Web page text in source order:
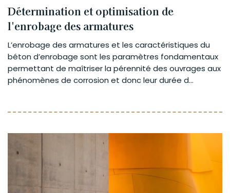
Détermination et optimisation de
l'enrobage des armatures
L’enrobage des armatures et les caractéristiques du
béton d’enrobage sont les paramètres fondamentaux
permettant de maîtriser la pérennité des ouvrages aux
phénomènes de corrosion et donc leur durée d...